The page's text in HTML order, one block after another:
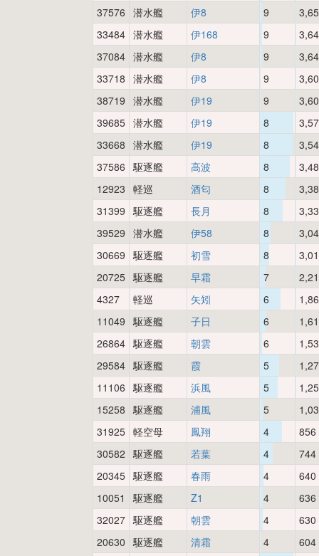
37576 潜水艦 伊8 9
33484 潜水艦 伊168 9
37084 潜水艦 伊8 9
33718 潜水艦 伊8 9
38719 潜水艦 伊19 9
39685 潜水艦 伊19 8
33668 潜水艦 伊19 8
37586 駆逐艦 高波 8
12923 軽巡 酒匂 8
31399 駆逐艦 長月 8
39529 潜水艦 伊58 8
30669 駆逐艦 初雪 8
20725 駆逐艦 早霜 7
4327
軽巡 矢矧 6
11049 駆逐艦 子日 6
26864 駆逐艦 朝雲 6
29584 駆逐艦 霞 5
11106 駆逐艦 浜風 5
15258 駆逐艦 浦風 5
31925 軽空母 鳳翔 4
856
30582 駆逐艦 若葉 4
744
20345 駆逐艦 春雨 4
640
10051
駆逐艦 Z1 4
636
32027 駆逐艦 朝雲 4
630
20630 駆逐艦 清霜 4
604